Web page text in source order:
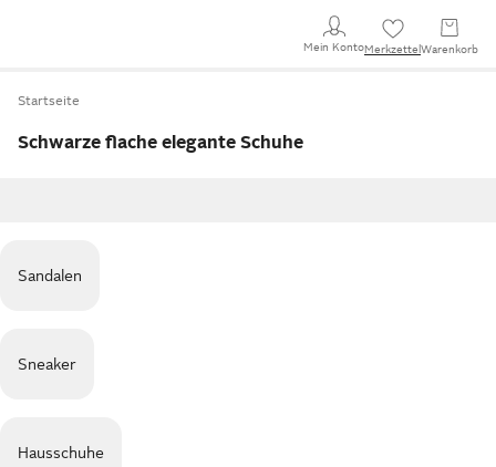
Mein KontoMerkzettel Warenkorb
Startseite
Schwarze flache elegante Schuhe
Sandalen
Sneaker
Hausschuhe